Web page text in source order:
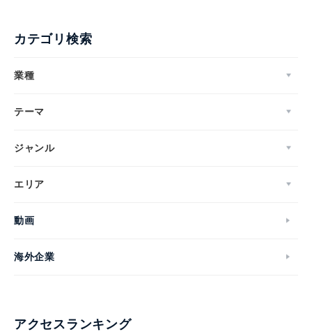
カテゴリ検索
業種
テーマ
ジャンル
エリア
動画
海外企業
アクセスランキング